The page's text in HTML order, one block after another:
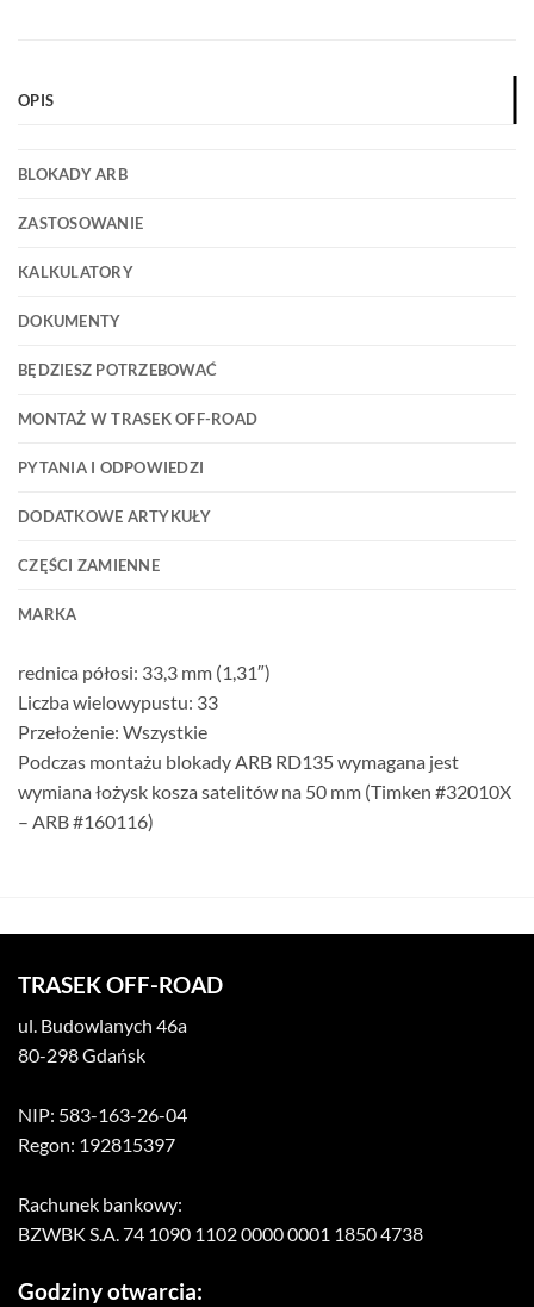
OPIS
BLOKADY ARB
ZASTOSOWANIE
KALKULATORY
DOKUMENTY
BĘDZIESZ POTRZEBOWAĆ
MONTAŻ W TRASEK OFF-ROAD
PYTANIA I ODPOWIEDZI
DODATKOWE ARTYKUŁY
CZĘŚCI ZAMIENNE
MARKA
rednica półosi: 33,3 mm (1,31″)
Liczba wielowypustu: 33
Przełożenie: Wszystkie
Podczas montażu blokady ARB RD135 wymagana jest
wymiana łożysk kosza satelitów na 50 mm (Timken #32010X
– ARB #160116)
TRASEK OFF-ROAD
ul. Budowlanych 46a
80-298 Gdańsk
NIP: 583-163-26-04
Regon: 192815397
Rachunek bankowy:
BZWBK S.A. 74 1090 1102 0000 0001 1850 4738
Godziny otwarcia: